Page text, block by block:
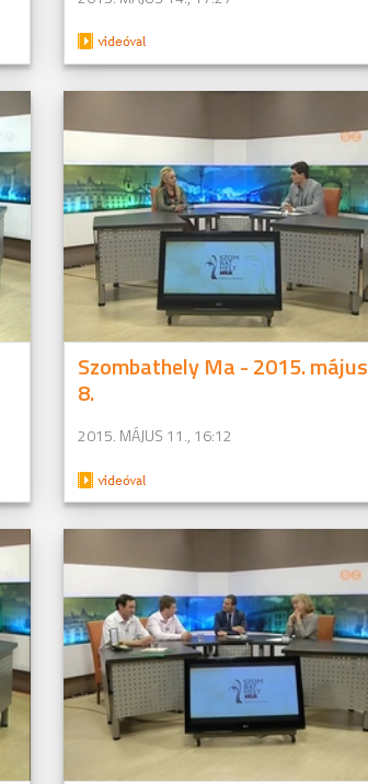
Szombathely Ma - 2015. május
8.
2015. MÁJUS 11., 16:12